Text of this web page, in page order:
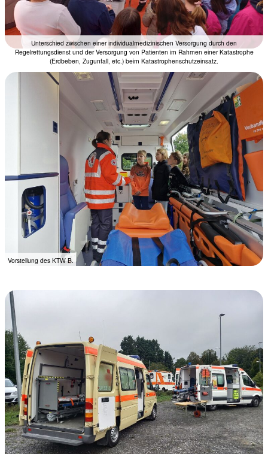
Unterschied zwischen einer individualmedizinischen Versorgung durch den
Regelrettungsdienst und der Versorgung von Patienten im Rahmen einer Katastrophe
(Erdbeben, Zugunfall, etc.) beim Katastrophenschutzeinsatz.
Vorstellung des KTW B.